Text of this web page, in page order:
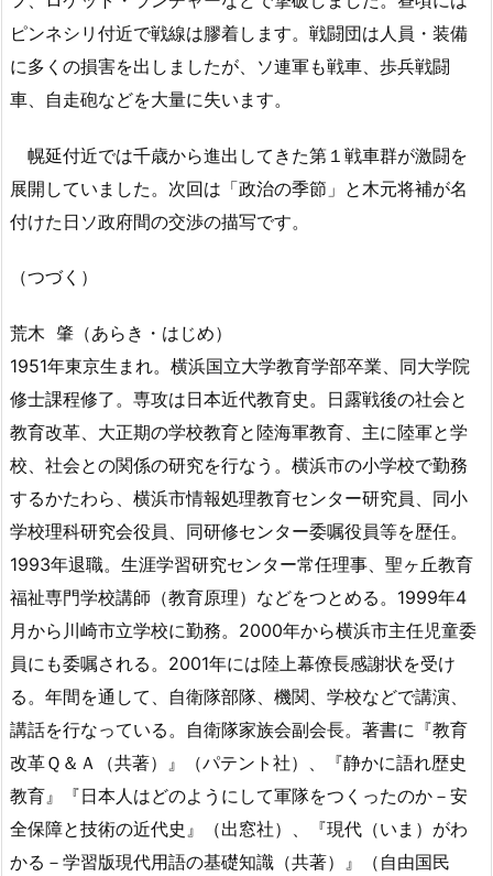
ピンネシリ付近で戦線は膠着します。戦闘団は人員・装備
に多くの損害を出しましたが、ソ連軍も戦車、歩兵戦闘
車、自走砲などを大量に失います。
幌延付近では千歳から進出してきた第１戦車群が激闘を
展開していました。次回は「政治の季節」と木元将補が名
付けた日ソ政府間の交渉の描写です。
（つづく）
荒木 肇（あらき・はじめ）
1951年東京生まれ。横浜国立大学教育学部卒業、同大学院
修士課程修了。専攻は日本近代教育史。日露戦後の社会と
教育改革、大正期の学校教育と陸海軍教育、主に陸軍と学
校、社会との関係の研究を行なう。横浜市の小学校で勤務
するかたわら、横浜市情報処理教育センター研究員、同小
学校理科研究会役員、同研修センター委嘱役員等を歴任。
1993年退職。生涯学習研究センター常任理事、聖ヶ丘教育
福祉専門学校講師（教育原理）などをつとめる。1999年4
月から川崎市立学校に勤務。2000年から横浜市主任児童委
員にも委嘱される。2001年には陸上幕僚長感謝状を受け
る。年間を通して、自衛隊部隊、機関、学校などで講演、
講話を行なっている。自衛隊家族会副会長。著書に『教育
改革Ｑ＆Ａ（共著）』（パテント社）、『静かに語れ歴史
教育』『日本人はどのようにして軍隊をつくったのか－安
全保障と技術の近代史』（出窓社）、『現代（いま）がわ
かる－学習版現代用語の基礎知識（共著）』（自由国民